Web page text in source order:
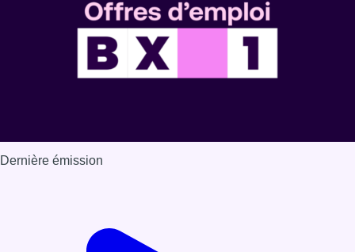
Dernière émission